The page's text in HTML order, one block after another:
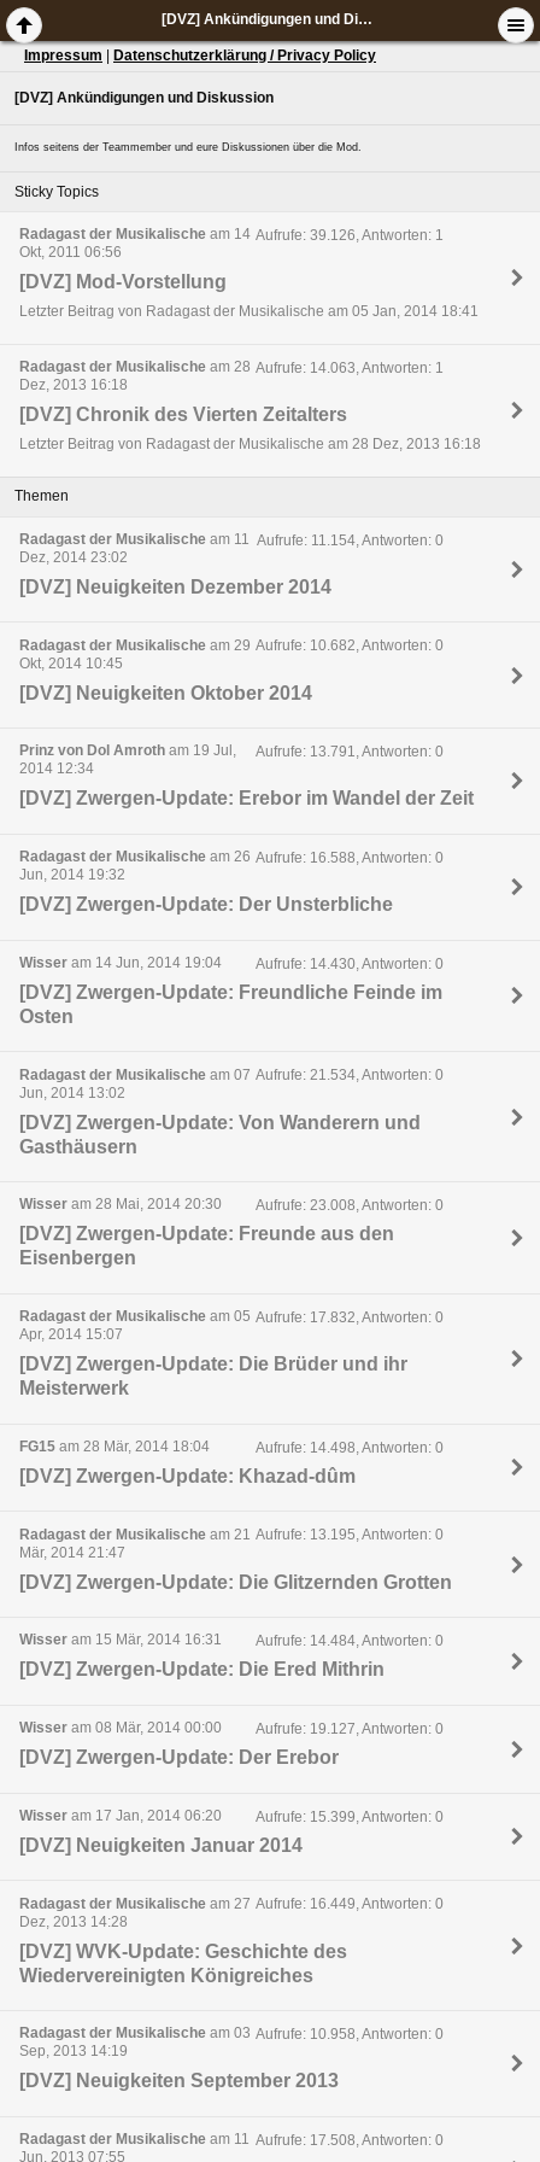
[DVZ] Ankündigungen und Diskussion
Impressum Datenschutzerklärung / Privacy Policy
[DVZ] Ankündigungen und Diskussion
Infos seitens der Teammember und eure Diskussionen über die Mod.
Sticky Topics
Radagast der Musikalische am 14
Okt, 2011 06:56
Aufrufe: 39.126, Antworten: 1
[DVZ] Mod-Vorstellung
Letzter Beitrag von Radagast der Musikalische am 05 Jan, 2014 18:41
Radagast der Musikalische am 28
Dez, 2013 16:18
Aufrufe: 14.063, Antworten: 1
[DVZ] Chronik des Vierten Zeitalters
Letzter Beitrag von Radagast der Musikalische am 28 Dez, 2013 16:18
Themen
Radagast der Musikalische am 11
Dez, 2014 23:02
Aufrufe: 11.154, Antworten: 0
[DVZ] Neuigkeiten Dezember 2014
Radagast der Musikalische am 29
Okt, 2014 10:45
Aufrufe: 10.682, Antworten: 0
[DVZ] Neuigkeiten Oktober 2014
Prinz von Dol Amroth am 19 Jul,
2014 12:34
Aufrufe: 13.791, Antworten: 0
[DVZ] Zwergen-Update: Erebor im Wandel der Zeit
Radagast der Musikalische am 26
Jun, 2014 19:32
Aufrufe: 16.588, Antworten: 0
[DVZ] Zwergen-Update: Der Unsterbliche
Wisser am 14 Jun, 2014 19:04 Aufrufe: 14.430, Antworten: 0
[DVZ] Zwergen-Update: Freundliche Feinde im
Osten
Radagast der Musikalische am 07
Jun, 2014 13:02
Aufrufe: 21.534, Antworten: 0
[DVZ] Zwergen-Update: Von Wanderern und
Gasthäusern
Wisser am 28 Mai, 2014 20:30 Aufrufe: 23.008, Antworten: 0
[DVZ] Zwergen-Update: Freunde aus den
Eisenbergen
Radagast der Musikalische am 05
Apr, 2014 15:07
Aufrufe: 17.832, Antworten: 0
[DVZ] Zwergen-Update: Die Brüder und ihr
Meisterwerk
FG15 am 28 Mär, 2014 18:04 Aufrufe: 14.498, Antworten: 0
[DVZ] Zwergen-Update: Khazad-dûm
Radagast der Musikalische am 21
Mär, 2014 21:47
Aufrufe: 13.195, Antworten: 0
[DVZ] Zwergen-Update: Die Glitzernden Grotten
Wisser am 15 Mär, 2014 16:31 Aufrufe: 14.484, Antworten: 0
[DVZ] Zwergen-Update: Die Ered Mithrin
Wisser am 08 Mär, 2014 00:00 Aufrufe: 19.127, Antworten: 0
[DVZ] Zwergen-Update: Der Erebor
Wisser am 17 Jan, 2014 06:20 Aufrufe: 15.399, Antworten: 0
[DVZ] Neuigkeiten Januar 2014
Radagast der Musikalische am 27
Dez, 2013 14:28
Aufrufe: 16.449, Antworten: 0
[DVZ] WVK-Update: Geschichte des
Wiedervereinigten Königreiches
Radagast der Musikalische am 03
Sep, 2013 14:19
Aufrufe: 10.958, Antworten: 0
[DVZ] Neuigkeiten September 2013
Radagast der Musikalische am 11
Jun, 2013 07:55
Aufrufe: 17.508, Antworten: 0